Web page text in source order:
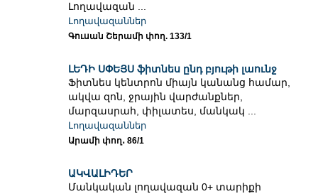
Լողավազան ...
Լողավազաններ
Գուսան Շերամի փող. 133/1
ԼԵԴԻ ՍՓԵՅՍ ֆիտնես ընդ բյութի լաունջ
Ֆիտնես կենտրոն միայն կանանց համար,
ակվա զոն, ջրային վարժանքներ,
մարզասրահ, փիլատես, մանկակ ...
Լողավազաններ
Արամի փող․ 86/1
ԱԿՎԱԼԻԴԵՐ
Մանկական լողավազան 0+ տարիքի